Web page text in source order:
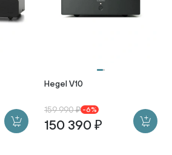
Hegel V10
159 990 ₽ -6%
150 390 ₽